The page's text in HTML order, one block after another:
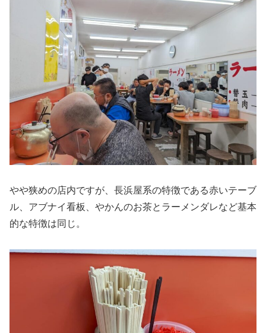
やや狭めの店内ですが、長浜屋系の特徴である赤いテーブ
ル、アブナイ看板、やかんのお茶とラーメンダレなど基本
的な特徴は同じ。